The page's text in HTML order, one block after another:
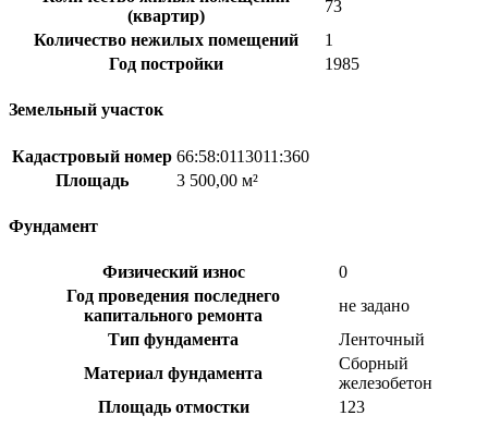
(квартир)
73
Количество нежилых помещений
1
Год постройки
1985
Земельный участок
Кадастровый номер 66:58:0113011:360
Площадь
3 500,00 м²
Фундамент
Физический износ
0
Год проведения последнего
капитального ремонта
не задано
Тип фундамента
Ленточный
Материал фундамента
Сборный
железобетон
Площадь отмостки
123